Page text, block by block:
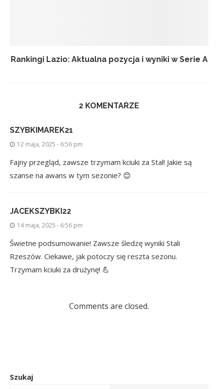
Rankingi Lazio: Aktualna pozycja i wyniki w Serie A
2 KOMENTARZE
SZYBKIMAREK21
12 maja, 2025 - 6:56 pm
Fajny przegląd, zawsze trzymam kciuki za Stal! Jakie są
szanse na awans w tym sezonie? 😊
JACEKSZYBKI22
14 maja, 2025 - 6:56 pm
Świetne podsumowanie! Zawsze śledzę wyniki Stali
Rzeszów. Ciekawe, jak potoczy się reszta sezonu.
Trzymam kciuki za drużynę! 💪
Comments are closed.
Szukaj